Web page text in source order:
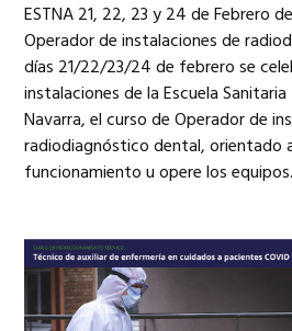
ESTNA 21, 22, 23 y 24 de Febrero
Operador de instalaciones de
días 21/22/23/24 de febrero se
instalaciones de la Escuela
Navarra, el curso de Operador de
radiodiagnóstico dental, orientado
funcionamiento u opere los